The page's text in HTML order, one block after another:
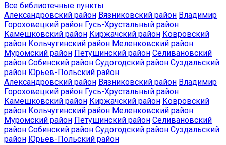
Все библиотечные пункты
Александровский район Вязниковский район Владимир
Гороховецкий район Гусь-Хрустальный район
Камешковский район Киржачский район Ковровский
район Кольчугинский район Меленковский район
Муромский район Петушинский район Селивановский
район Собинский район Судогодский район Суздальский
район Юрьев-Польский район
Александровский район Вязниковский район Владимир
Гороховецкий район Гусь-Хрустальный район
Камешковский район Киржачский район Ковровский
район Кольчугинский район Меленковский район
Муромский район Петушинский район Селивановский
район Собинский район Судогодский район Суздальский
район Юрьев-Польский район